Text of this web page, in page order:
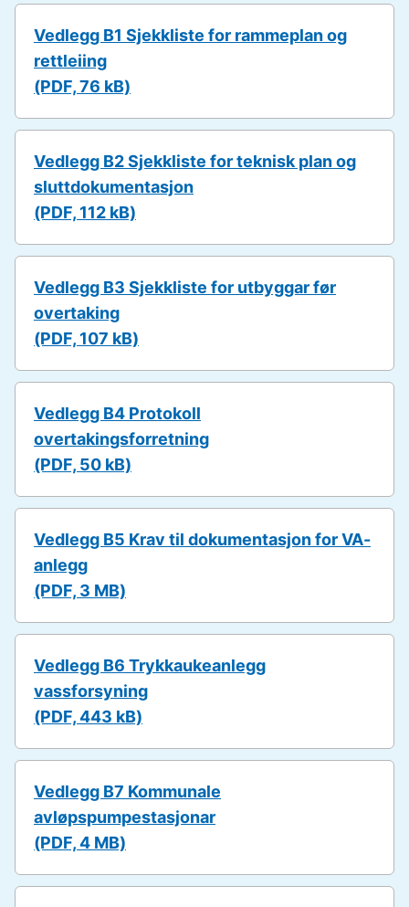
Vedlegg B1 Sjekkliste for rammeplan og
rettleiing
(PDF, 76 kB)
Vedlegg B2 Sjekkliste for teknisk plan og
sluttdokumentasjon
(PDF, 112 kB)
Vedlegg B3 Sjekkliste for utbyggar før
overtaking
(PDF, 107 kB)
Vedlegg B4 Protokoll
overtakingsforretning
(PDF, 50 kB)
Vedlegg B5 Krav til dokumentasjon for VA-
anlegg
(PDF, 3 MB)
Vedlegg B6 Trykkaukeanlegg
vassforsyning
(PDF, 443 kB)
Vedlegg B7 Kommunale
avløpspumpestasjonar
(PDF, 4 MB)